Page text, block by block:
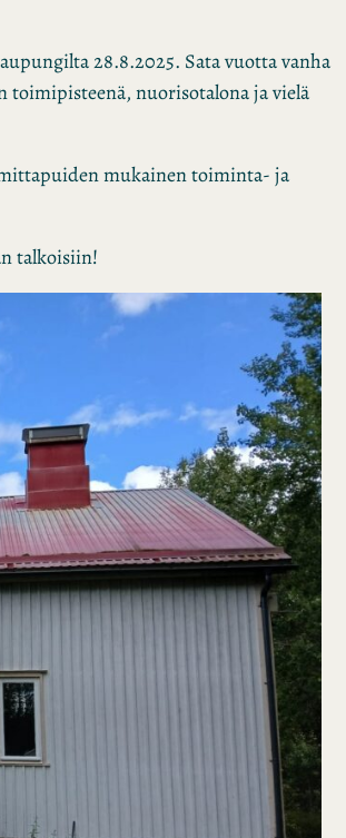
28.8.2025. Sata vuotta vanha
nuorisotalona ja vielä
mukainen toiminta- ja
talkoisiin!